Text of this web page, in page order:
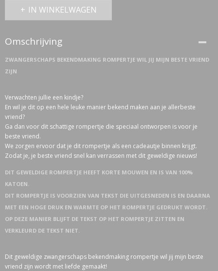
IN WINKELWAGEN
Omschrijving
ZWANGERSCHAPS BEKENDMAKING ROMPERTJE WIL JIJ MIJN BESTE VRIEND
ZIJN
Verwachten jullie een kindje?
En wil je dit op een hele leuke manier bekend maken aan je allerbeste
vriend?
Ga dan voor dit schattige rompertje die speciaal ontworpen is voor je
beste vriend.
We zorgen ervoor dat je dit rompertje als een cadeautje binnen krijgt.
Zodat je, je beste vriend snel kan verrassen met dit geweldige nieuws!
DIT GEWELDIGE ROMPERTJE HEEFT KORTE MOUWEN EN IS VAN 100%
KATOEN.
DIT ROMPERTJE IS VOORZIEN VAN TEKST DIE UITGESNEDEN IS EN DAARNA
MET EEN HOGE DRUK EN WARMTE OP HET ROMPERTJE GEDRUKT WORDT.
OP DEZE MANIER BLIJFT DE TEKST OP HET ROMPERTJE ZITTEN EN
VERKLEURD DE TEKST NIET.
Dit geweldige zwangerschaps bekendmaking rompertje wil jij mijn beste
vriend zijn wordt met liefde gemaakt!